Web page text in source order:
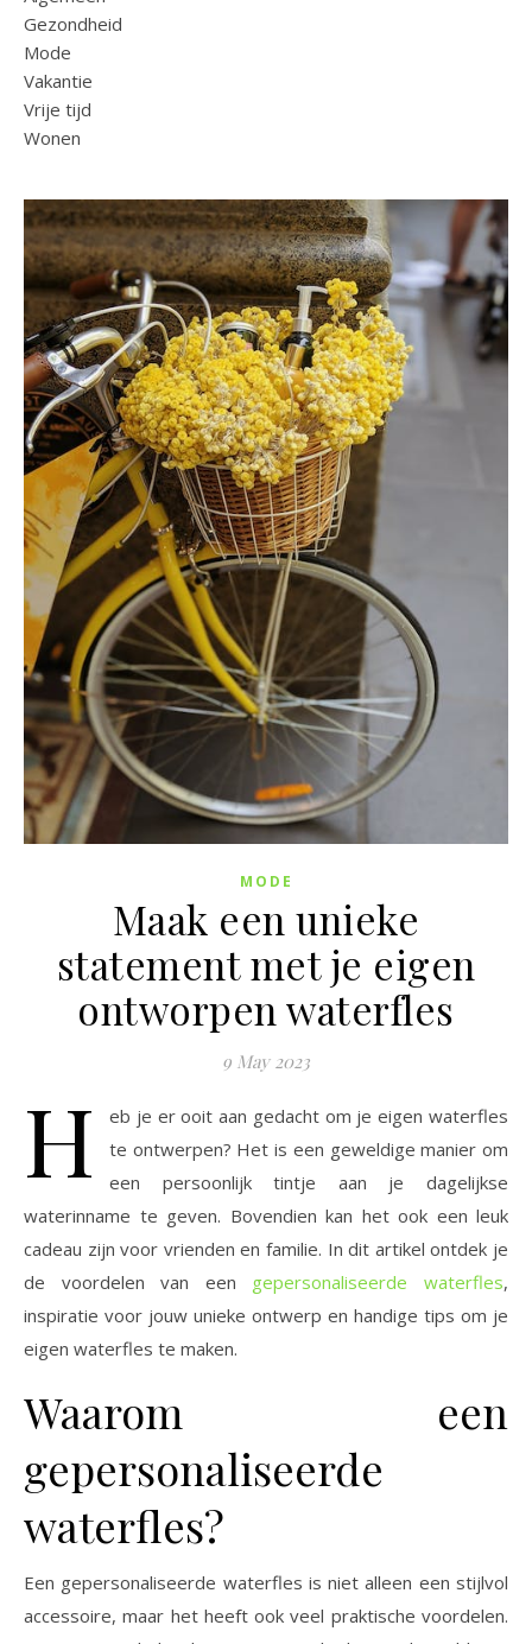
Gezondheid
Mode
Vakantie
Vrije tijd
Wonen
MODE
Maak een unieke
statement met je eigen
ontworpen waterfles
9 May 2023
H
eb je er ooit aan gedacht om je eigen waterfles
te ontwerpen? Het is een geweldige manier om
een persoonlijk tintje aan je dagelijkse
waterinname te geven. Bovendien kan het ook een leuk
cadeau zijn voor vrienden en familie. In dit artikel ontdek je
de voordelen van een gepersonaliseerde waterfles,
inspiratie voor jouw unieke ontwerp en handige tips om je
eigen waterfles te maken.
Waarom een
gepersonaliseerde
waterfles?
Een gepersonaliseerde waterfles is niet alleen een stijlvol
accessoire, maar het heeft ook veel praktische voordelen.